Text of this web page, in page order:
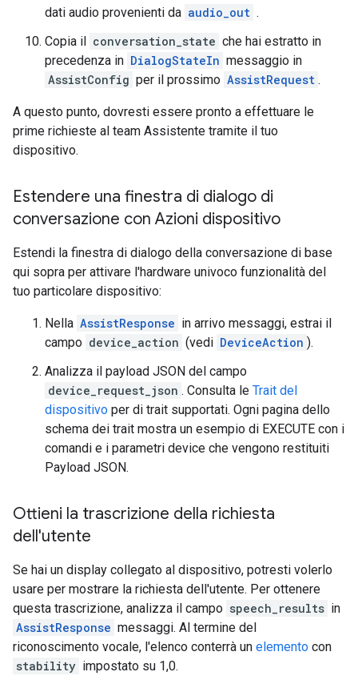
dati audio provenienti da audio_out .
Copia il conversation_state che hai estratto in
precedenza in DialogStateIn messaggio in
AssistConfig per il prossimo AssistRequest .
A questo punto, dovresti essere pronto a effettuare le
prime richieste al team Assistente tramite il tuo
dispositivo.
Estendere una finestra di dialogo di
conversazione con Azioni dispositivo
Estendi la finestra di dialogo della conversazione di base
qui sopra per attivare l'hardware univoco funzionalità del
tuo particolare dispositivo:
Nella AssistResponse in arrivo messaggi, estrai il
campo device_action (vedi DeviceAction ).
Analizza il payload JSON del campo
device_request_json . Consulta le Trait del
dispositivo per di trait supportati. Ogni pagina dello
schema dei trait mostra un esempio di EXECUTE con i
comandi e i parametri device che vengono restituiti
Payload JSON.
Ottieni la trascrizione della richiesta
dell'utente
Se hai un display collegato al dispositivo, potresti volerlo
usare per mostrare la richiesta dell'utente. Per ottenere
questa trascrizione, analizza il campo speech_results in
AssistResponse messaggi. Al termine del
riconoscimento vocale, l'elenco conterrà un elemento con
stability impostato su 1,0.